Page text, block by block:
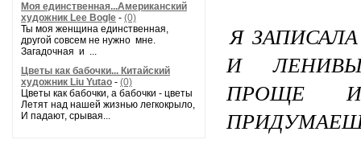
Моя единственная...Американский
художник Lee Bogle - (0)
Ты моя женщина единственная,
другой совсем не нужно мне.
Загадочная и ...
Цветы как бабочки... Китайский
художник Liu Yutao - (0)
Цветы как бабочки, а бабочки - цветы
Летят над нашей жизнью легкокрыло,
И падают, срывая...
Я
И
ПРОЩЕ